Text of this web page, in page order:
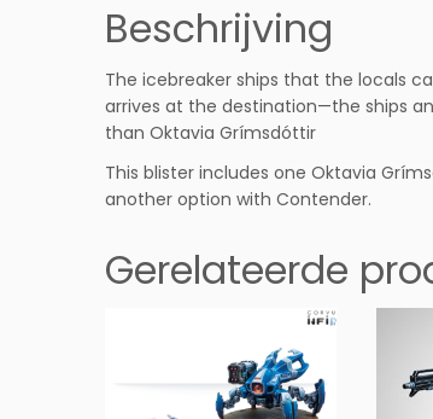
Beschrijving
The icebreaker ships that the locals
arrives at the destination—the ships
than Oktavia Grímsdóttir
This blister includes one Oktavia
another option with Contender.
Gerelateerde